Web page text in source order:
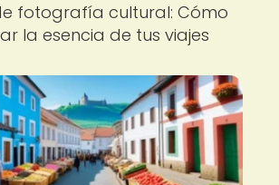
fotografía cultural: Cómo
la esencia de tus viajes